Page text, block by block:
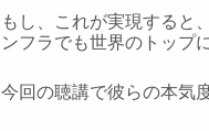
もし、これが実現すると
ンフラでも世界のトップ
今回の聴講で彼らの本気